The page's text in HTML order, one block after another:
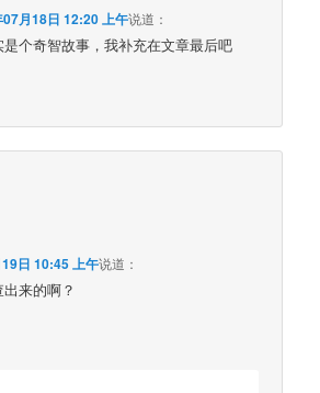
月18日 12:20 上午说道：
个奇智故事，我补充在文章最后吧
日 10:45 上午说道：
来的啊？